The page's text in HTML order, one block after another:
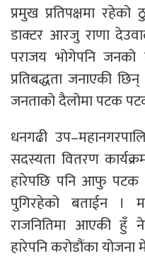
प्रमुख प्रतिपक्षमा
डाक्टर आरजु राणा
पराजय भोगेपनि जनको
प्रतिबद्धता जनाएकी
जनताको दैलोमा पटक
धनगढी
सदस्यता वितरण
हारेपछि पनि आफु पटक
पुगिरहेको बताईन ।
राजनितिमा आएकी हुँ
हारेपनि करोडौंका योजना